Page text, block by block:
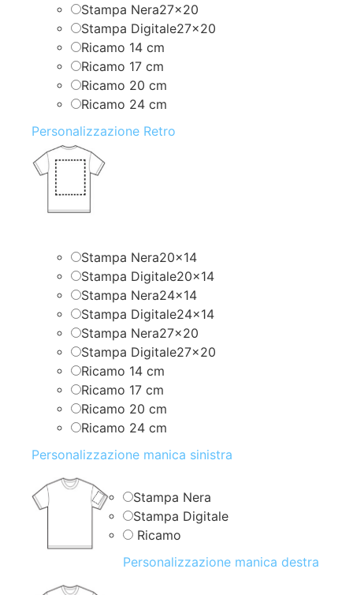
Stampa Nera27x20
Stampa Digitale27x20
Ricamo 14 cm
Ricamo 17 cm
Ricamo 20 cm
Ricamo 24 cm
Personalizzazione Retro
Stampa Nera20x14
Stampa Digitale20x14
Stampa Nera24x14
Stampa Digitale24x14
Stampa Nera27x20
Stampa Digitale27x20
Ricamo 14 cm
Ricamo 17 cm
Ricamo 20 cm
Ricamo 24 cm
Personalizzazione manica sinistra
Stampa Nera
Stampa Digitale
Ricamo
Personalizzazione manica destra